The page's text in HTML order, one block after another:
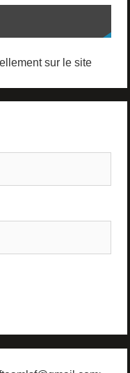
sur le site